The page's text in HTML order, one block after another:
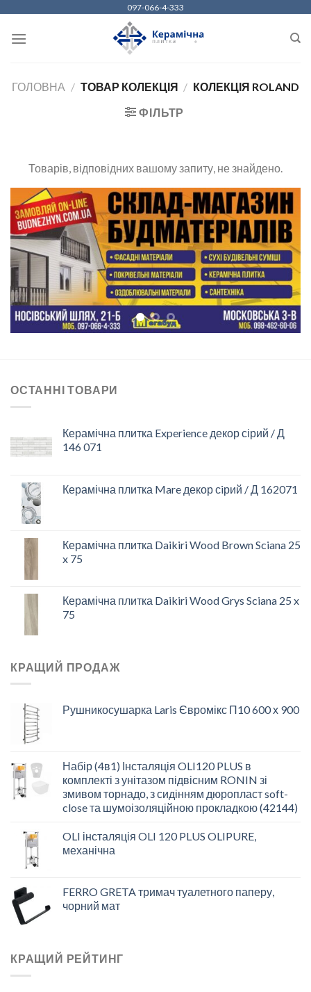
content
097-066-4-333
ГОЛОВНА / ТОВАР КОЛЕКЦІЯ / КОЛЕКЦІЯ ROLAND
ФІЛЬТР
Товарів, відповідних вашому запиту, не знайдено.
ОСТАННІ ТОВАРИ
Керамічна плитка Experience декор сірий / Д
146 071
Керамічна плитка Mare декор сiрий / Д 162071
Керамічна плитка Daikiri Wood Brown Sciana 25
x 75
Керамічна плитка Daikiri Wood Grys Sciana 25 x
75
КРАЩИЙ ПРОДАЖ
Рушникосушарка Laris Євромікс П10 600 х 900
Набір (4в1) Інсталяція OLI120 PLUS в
комплекті з унітазом підвісним RONIN зі
змивом торнадо, з сидінням дюропласт soft-
close та шумоізоляційною прокладкою (42144)
OLI інсталяція OLI 120 PLUS OLIPURE,
механічна
FERRO GRETA тримач туалетного паперу,
чорний мат
КРАЩИЙ РЕЙТИНГ